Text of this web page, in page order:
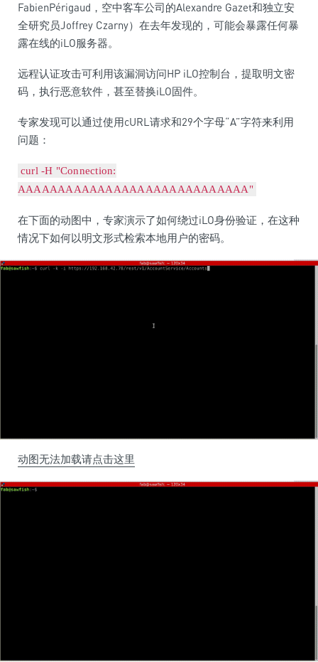
FabienPérigaud，空中客车公司的Alexandre Gazet和独立安
全研究员Joffrey Czarny）在去年发现的，可能会暴露任何暴
露在线的iLO服务器。
远程认证攻击可利用该漏洞访问HP iLO控制台，提取明文密
码，执行恶意软件，甚至替换iLO固件。
专家发现可以通过使用cURL请求和29个字母“A”字符来利用
问题：
curl -H "Connection:
AAAAAAAAAAAAAAAAAAAAAAAAAAAAA"
在下面的动图中，专家演示了如何绕过iLO身份验证，在这种
情况下如何以明文形式检索本地用户的密码。
动图无法加载请点击这里